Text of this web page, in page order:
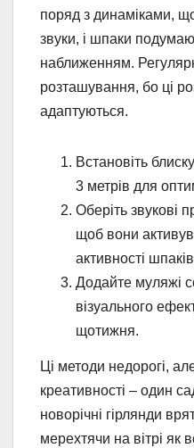
поряд з динаміками,
звуки, і шпаки
наближенням.
розташування, бо ці
адаптуються.
Встановіть
3 метрів для
Оберіть звукові
щоб вони
активності
Додайте муляжі
візуального
щотижня.
Ці методи недорогі,
креативності – один
новорічні гірлянди
мерехтячи на вітрі як